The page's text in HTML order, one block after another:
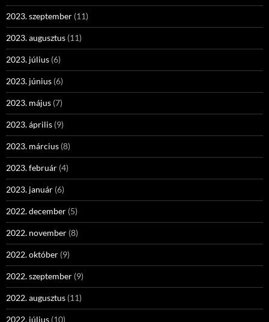
2023. szeptember (11)
2023. augusztus (11)
2023. július (6)
2023. június (6)
2023. május (7)
2023. április (9)
2023. március (8)
2023. február (4)
2023. január (6)
2022. december (5)
2022. november (8)
2022. október (9)
2022. szeptember (9)
2022. augusztus (11)
2022. július (10)